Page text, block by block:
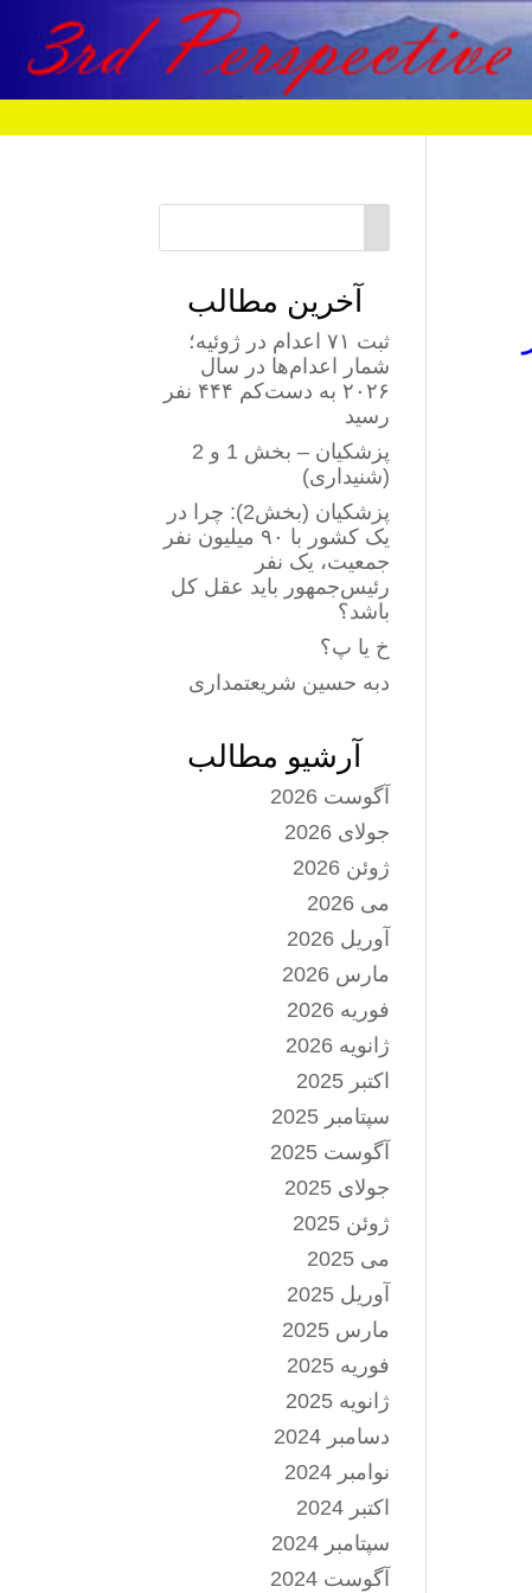
آخرین مطالب
ثبت ۷۱ اعدام در ژوئیه؛
شمار اعدام‌ها در سال
۲۰۲۶ به دست‌کم ۴۴۴ نفر
رسید
پزشکیان – بخش 1 و 2
(شنیداری)
پزشکیان (بخش2): چرا در
یک کشور با ۹۰ میلیون نفر
جمعیت، یک نفر
رئیس‌جمهور باید عقل کل
باشد؟
خ یا پ؟
دبه حسین شریعتمداری
آرشیو مطالب
آگوست 2026
جولای 2026
ژوئن 2026
می 2026
آوریل 2026
مارس 2026
فوریه 2026
ژانویه 2026
اکتبر 2025
سپتامبر 2025
آگوست 2025
جولای 2025
ژوئن 2025
می 2025
آوریل 2025
مارس 2025
فوریه 2025
ژانویه 2025
دسامبر 2024
نوامبر 2024
اکتبر 2024
سپتامبر 2024
آگوست 2024